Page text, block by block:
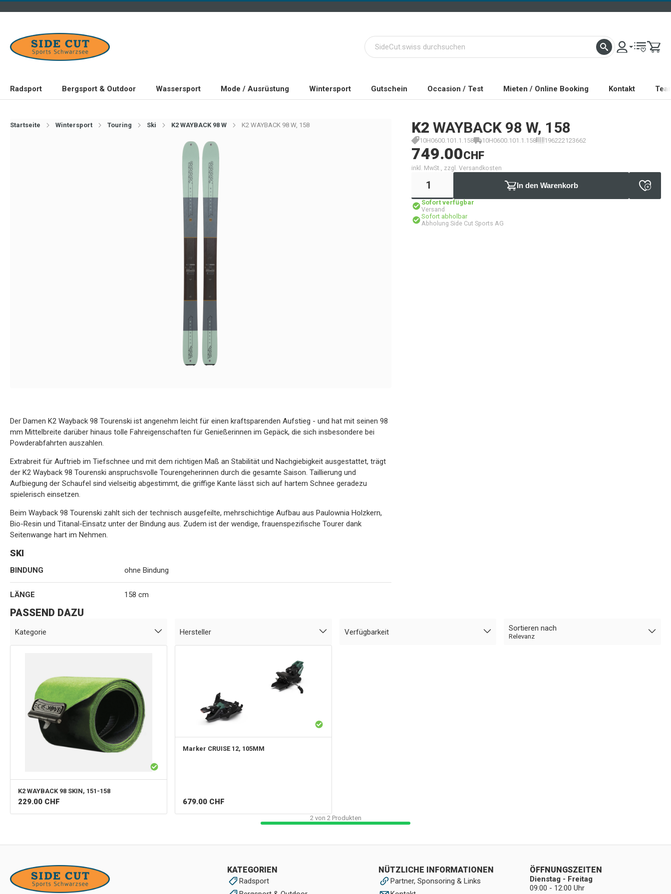
Radsport Bergsport & Outdoor Wassersport Mode / Ausrüstung Wintersport Gutschein Occasion / Test Mieten / Online Booking Kontakt
Startseite Wintersport Touring Ski K2 WAYBACK 98 W K2 WAYBACK 98 W, 158 K2 WAYBACK 98 W, 158
10H0600.101.1.158 10H0600.101.1.158 196222123662
749.00CHF
inkl. MwSt., zzgl. Versandkosten
In den Warenkorb
Sofort verfügbar
Versand
Sofort abholbar
Abholung Side Cut Sports AG
Der Damen K2 Wayback 98 Tourenski ist angenehm leicht für einen kraftsparenden Aufstieg - und hat mit seinen 98
mm Mittelbreite darüber hinaus tolle Fahreigenschaften für Genießerinnen im Gepäck, die sich insbesondere bei
Powderabfahrten auszahlen.
Extrabreit für Auftrieb im Tiefschnee und mit dem richtigen Maß an Stabilität und Nachgiebigkeit ausgestattet, trägt
der K2 Wayback 98 Tourenski anspruchsvolle Tourengeherinnen durch die gesamte Saison. Taillierung und
Aufbiegung der Schaufel sind vielseitig abgestimmt, die griffige Kante lässt sich auf hartem Schnee geradezu
spielerisch einsetzen.
Beim Wayback 98 Tourenski zahlt sich der technisch ausgefeilte, mehrschichtige Aufbau aus Paulownia Holzkern,
Bio-Resin und Titanal-Einsatz unter der Bindung aus. Zudem ist der wendige, frauenspezifische Tourer dank
Seitenwange hart im Nehmen.
SKI
BINDUNG ohne Bindung
LÄNGE 158 cm
PASSEND DAZU
Kategorie Hersteller Verfügbarkeit Sortieren nach
Relevanz
K2 WAYBACK 98 SKIN, 151-158
229.00 CHF
Marker CRUISE 12, 105MM
679.00 CHF
2von 2Produkten
KATEGORIEN
Radsport
NÜTZLICHE INFORMATIONEN
Partner, Sponsoring & Links
ÖFFNUNGSZEITEN
Dienstag - Freitag
09:00 - 12:00 Uhr